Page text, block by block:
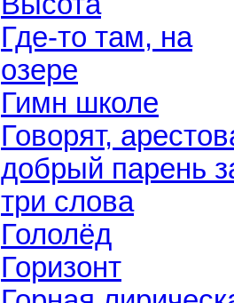
Где-то там, на
озере
Гимн школе
Говорят,
добрый парень
три слова
Гололёд
Горизонт